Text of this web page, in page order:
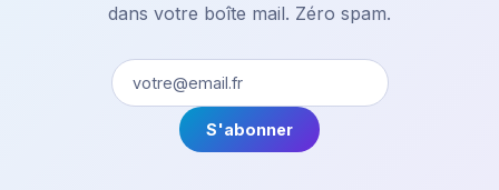
dans votre boîte mail. Zéro spam.
S'abonner